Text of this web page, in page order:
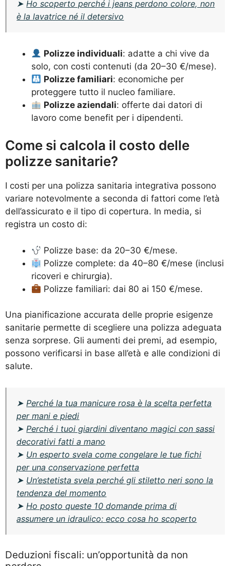
➤Ho scoperto perché i jeans perdono colore, non
è la lavatrice né il detersivo
Polizze individuali: adatte a chi vive da
solo, con costi contenuti (da 20–30 €/mese).
Polizze familiari: economiche per
proteggere tutto il nucleo familiare.
Polizze aziendali: offerte dai datori di
lavoro come benefit per i dipendenti.
Come si calcola il costo delle
polizze sanitarie?
I costi per una polizza sanitaria integrativa possono
variare notevolmente a seconda di fattori come l’età
dell’assicurato e il tipo di copertura. In media, si
registra un costo di:
Polizze base: da 20–30 €/mese.
Polizze complete: da 40–80 €/mese (inclusi
ricoveri e chirurgia).
Polizze familiari: dai 80 ai 150 €/mese.
Una pianificazione accurata delle proprie esigenze
sanitarie permette di scegliere una polizza adeguata
senza sorprese. Gli aumenti dei premi, ad esempio,
possono verificarsi in base all’età e alle condizioni di
salute.
➤Perché la tua manicure rosa è la scelta perfetta
per mani e piedi
➤Perché i tuoi giardini diventano magici con sassi
decorativi fatti a mano
➤ Un esperto svela come congelare le tue fichi
per una conservazione perfetta
➤ Un’estetista svela perché gli stiletto neri sono la
tendenza del momento
➤Ho posto queste 10 domande prima di
assumere un idraulico: ecco cosa ho scoperto
Deduzioni fiscali: un’opportunità da non